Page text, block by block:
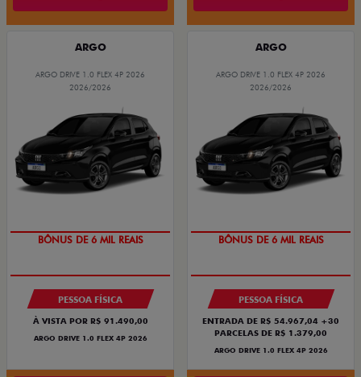
ARGO
ARGO DRIVE 1.0 FLEX 4P 2026
2026/2026
TAXA ZERO
PESSOA FÍSICA
À VISTA POR R$ 91.490,00
ARGO DRIVE 1.0 FLEX 4P 2026
ARGO
ARGO DRIVE 1.0 FLEX 4P 2026
2026/2026
TAXA ZERO
PESSOA FÍSICA
ENTRADA DE R$ 54.967,04 +30
PARCELAS DE R$ 1.379,00
ARGO DRIVE 1.0 FLEX 4P 2026